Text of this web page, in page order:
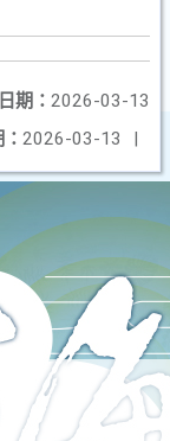
期： 2026-03-13
2026-03-13 |